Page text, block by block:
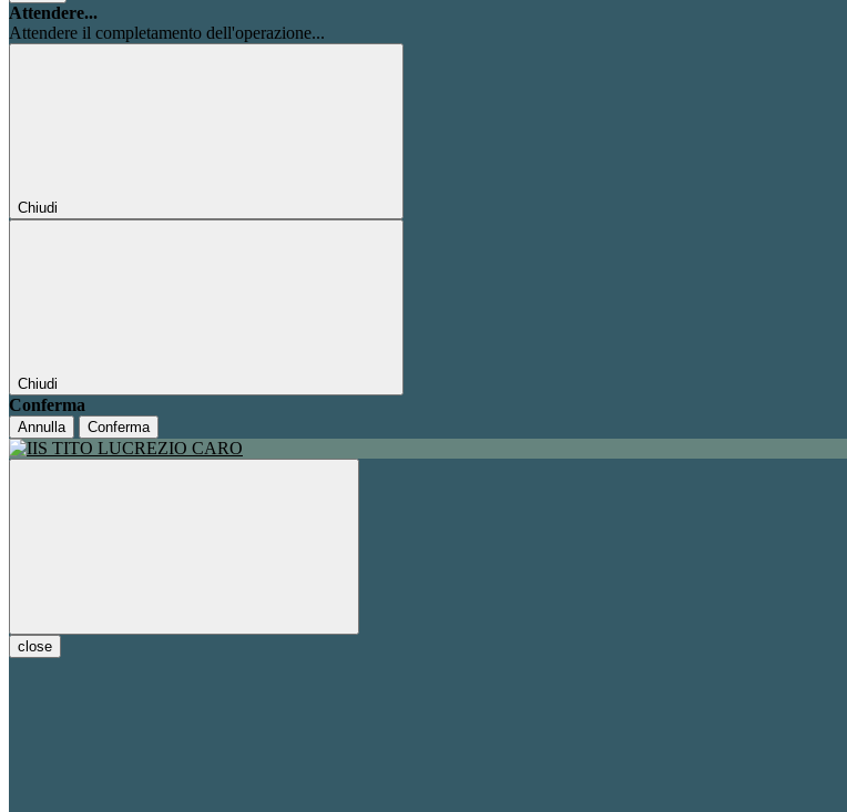
Attendere...
Attendere il completamento dell'operazione...
Chiudi
Chiudi
Conferma
Annulla Conferma
close